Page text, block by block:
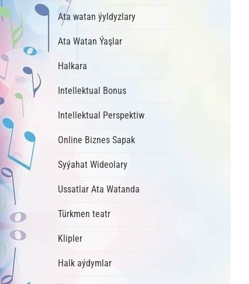
Ata watan ýyldyzlary
Ata Watan Ýaşlar
Halkara
Intellektual Bonus
Intellektual Perspektiw
Online Biznes Sapak
Syýahat Wideolary
Ussatlar Ata Watanda
Türkmen teatr
Klipler
Halk aýdymlar